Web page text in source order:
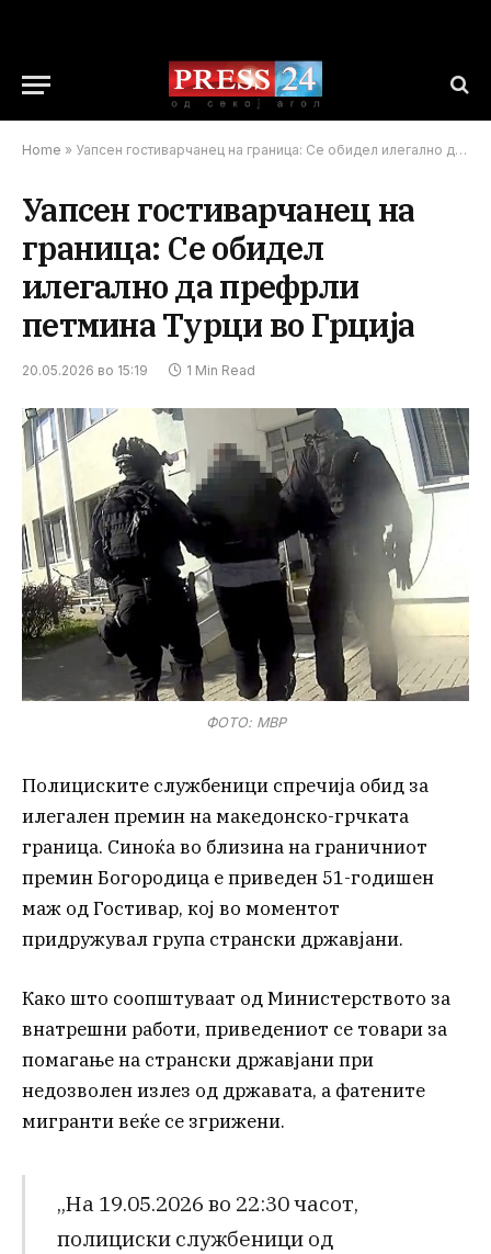
Home » Уапсен гостиварчанец на граница: Се обидел илегално да префрли петмина Турци во Грција
Уапсен гостиварчанец на
граница: Се обидел
илегално да префрли
петмина Турци во Грција
20.05.2026 во 15:19 1 Min Read
ФОТО: МВР
Полициските службеници спречија обид за
илегален премин на македонско-грчката
граница. Синоќа во близина на граничниот
премин Богородица е приведен 51-годишен
маж од Гостивар, кој во моментот
придружувал група странски државјани.
Како што соопштуваат од Министерството за
внатрешни работи, приведениот се товари за
помагање на странски државјани при
недозволен излез од државата, а фатените
мигранти веќе се згрижени.
„На 19.05.2026 во 22:30 часот,
полициски службеници од